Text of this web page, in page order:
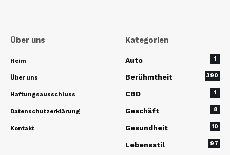
Über uns
Heim
Über uns
Haftungsausschluss
Datenschutzerklärung
Kontakt
Kategorien
Auto 1
Berühmtheit 390
CBD 1
Geschäft 8
Gesundheit 10
Lebensstil 97